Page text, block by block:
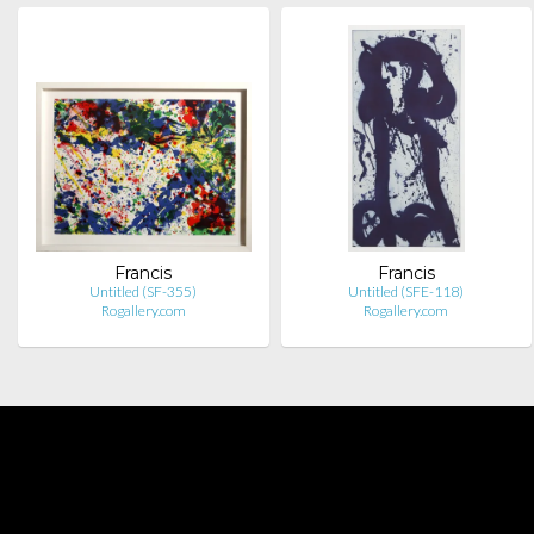
Francis
Untitled (SF-355)
Rogallery.com
Francis
Untitled (SFE-118)
Rogallery.com